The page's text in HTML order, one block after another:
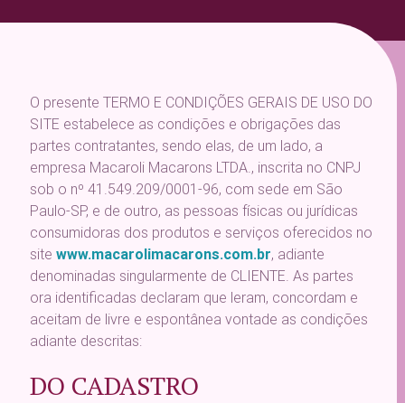
O presente TERMO E CONDIÇÕES GERAIS DE USO DO
SITE estabelece as condições e obrigações das
partes contratantes, sendo elas, de um lado, a
empresa Macaroli Macarons LTDA., inscrita no CNPJ
sob o nº 41.549.209/0001-96, com sede em São
Paulo-SP, e de outro, as pessoas físicas ou jurídicas
consumidoras dos produtos e serviços oferecidos no
site www.macarolimacarons.com.br, adiante
denominadas singularmente de CLIENTE. As partes
ora identificadas declaram que leram, concordam e
aceitam de livre e espontânea vontade as condições
adiante descritas:
DO CADASTRO